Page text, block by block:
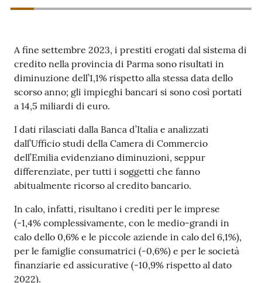
digitale
on line
Pagamenti
on line
Accedi
A fine settembre 2023, i prestiti erogati dal sistema di
credito nella provincia di Parma sono risultati in
diminuzione dell’1,1% rispetto alla stessa data dello
scorso anno; gli impieghi bancari si sono così portati
a 14,5 miliardi di euro.
I dati rilasciati dalla Banca d’Italia e analizzati
dall’Ufficio studi della Camera di Commercio
dell’Emilia evidenziano diminuzioni, seppur
differenziate, per tutti i soggetti che fanno
abitualmente ricorso al credito bancario.
In calo, infatti, risultano i crediti per le imprese
(-1,4% complessivamente, con le medio-grandi in
calo dello 0,6% e le piccole aziende in calo del 6,1%),
per le famiglie consumatrici (-0,6%) e per le società
finanziarie ed assicurative (-10,9% rispetto al dato
2022).